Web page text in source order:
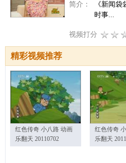
简介：
《新闻
时事...
视频打分
精彩视频推荐
红色传奇 小八路 动画
乐翻天 20110702
红色传奇
乐翻天